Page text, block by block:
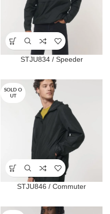
STJU834 / Speeder
SOLD O
UT
STJU846 / Commuter